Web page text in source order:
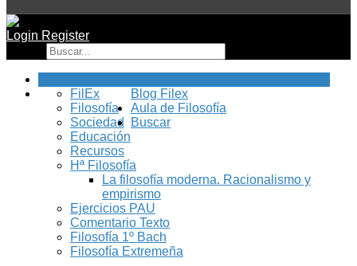
Login Register
Blog Filex
FilEx
Filosofía
Sociedad
Educación
Recursos
Aula de Filosofía
Hª Filosofía
La filosofía moderna. Racionalismo y
empirismo
Ejercicios PAU
Comentario Texto
Filosofía 1º Bach
Filosofía Extremeña
Buscar